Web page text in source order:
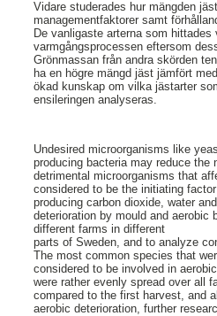
Vidare studerades hur mängden
managementfaktorer samt
De vanligaste arterna som
varmgångsprocessen eftersom
Grönmassan från andra skörden
ha en högre mängd jäst jämfört
ökad kunskap om vilka jästarter
ensileringen analyseras.
Undesired microorganisms like
producing bacteria may reduce the
detrimental microorganisms that
considered to be the initiating
producing carbon dioxide, water
deterioration by mould and
different farms in different
parts of Sweden, and to analyze
The most common species that
considered to be involved in
were rather evenly spread over all
compared to the first harvest, and
aerobic deterioration, further